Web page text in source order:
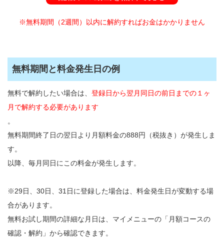
※無料期間（2週間）以内に解約すればお金はかかりません
無料期間と料金発生日の例
無料で解約したい場合は、 登録日から翌月同日の前日までの１ヶ
月で解約する必要があります
。
無料期間終了日の翌日より月額料金の888円（税抜き）が発生しま
す。
以降、毎月同日にこの料金が発生します。
※29日、30日、31日に登録した場合は、料金発生日が変動する場
合があります。
無料お試し期間の詳細な月日は、マイメニューの「月額コースの
確認・解約」から確認できます。